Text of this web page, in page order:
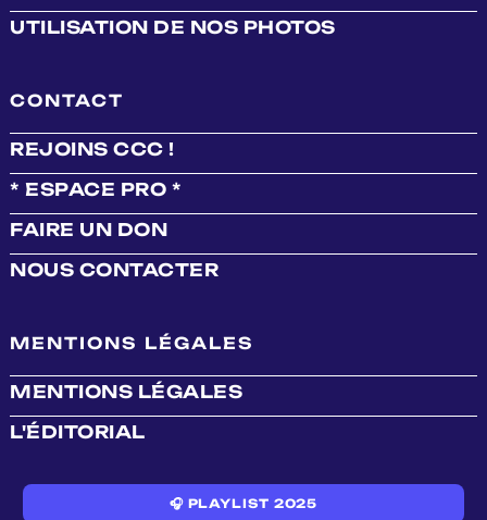
UTILISATION DE NOS PHOTOS
CONTACT
REJOINS CCC !
* ESPACE PRO *
FAIRE UN DON
NOUS CONTACTER
MENTIONS LÉGALES
MENTIONS LÉGALES
L'ÉDITORIAL
🎧 PLAYLIST 2025